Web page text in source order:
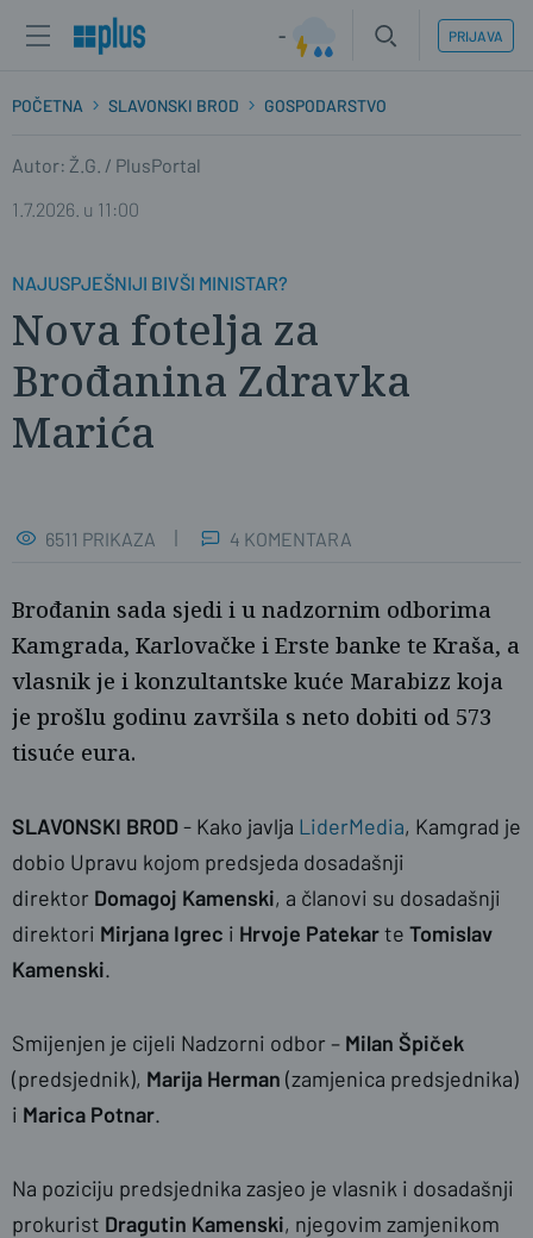
- PRIJAVA
POČETNA SLAVONSKI BROD GOSPODARSTVO
Autor: Ž.G. / PlusPortal
1.7.2026. u 11:00
NAJUSPJEŠNIJI BIVŠI MINISTAR?
Nova fotelja za
Brođanina Zdravka
Marića
Goran Stanzl / Pixsell
6511 PRIKAZA 4 KOMENTARA
Brođanin sada sjedi i u nadzornim odborima
Kamgrada, Karlovačke i Erste banke te Kraša, a
vlasnik je i konzultantske kuće Marabizz koja
je prošlu godinu završila s neto dobiti od 573
tisuće eura.
SLAVONSKI BROD- Kako javlja LiderMedia, Kamgrad je
dobio Upravu kojom predsjeda dosadašnji
direktor Domagoj Kamenski, a članovi su dosadašnji
direktori Mirjana Igrec i Hrvoje Patekarte Tomislav
Kamenski.
Smijenjen je cijeli Nadzorni odbor – Milan Špiček
(predsjednik), Marija Herman (zamjenica predsjednika)
i Marica Potnar.
Na poziciju predsjednika zasjeo je vlasnik i dosadašnji
prokurist Dragutin Kamenski, njegovim zamjenikom